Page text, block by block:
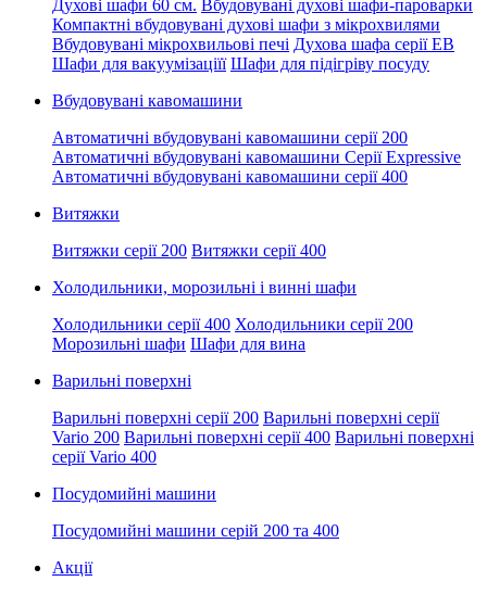
Духові шафи 60 см. Вбудовувані духові шафи-пароварки
Компактні вбудовувані духові шафи з мікрохвилями
Вбудовувані мікрохвильові печі Духова шафа серії EB
Шафи для вакуумізаціїї Шафи для підігріву посуду
Вбудовувані кавомашини
Автоматичні вбудовувані кавомашини серії 200
Автоматичні вбудовувані кавомашини Серії Expressive
Автоматичні вбудовувані кавомашини серії 400
Витяжки
Витяжки серії 200 Витяжки серії 400
Холодильники, морозильні і винні шафи
Холодильники серії 400 Холодильники серії 200
Морозильні шафи Шафи для вина
Варильні поверхні
Варильні поверхні серії 200 Варильні поверхні серії
Vario 200 Варильні поверхні серії 400 Варильні поверхні
серії Vario 400
Посудомийні машини
Посудомийні машини серій 200 та 400
Акції